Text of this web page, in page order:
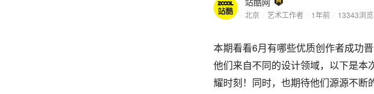
北京 艺术工作者 1年前 13343浏览
本期看看6月有哪些优质创作者成功
他们来自不同的设计领域，以下是本
耀时刻！同时，也期待他们源源不断